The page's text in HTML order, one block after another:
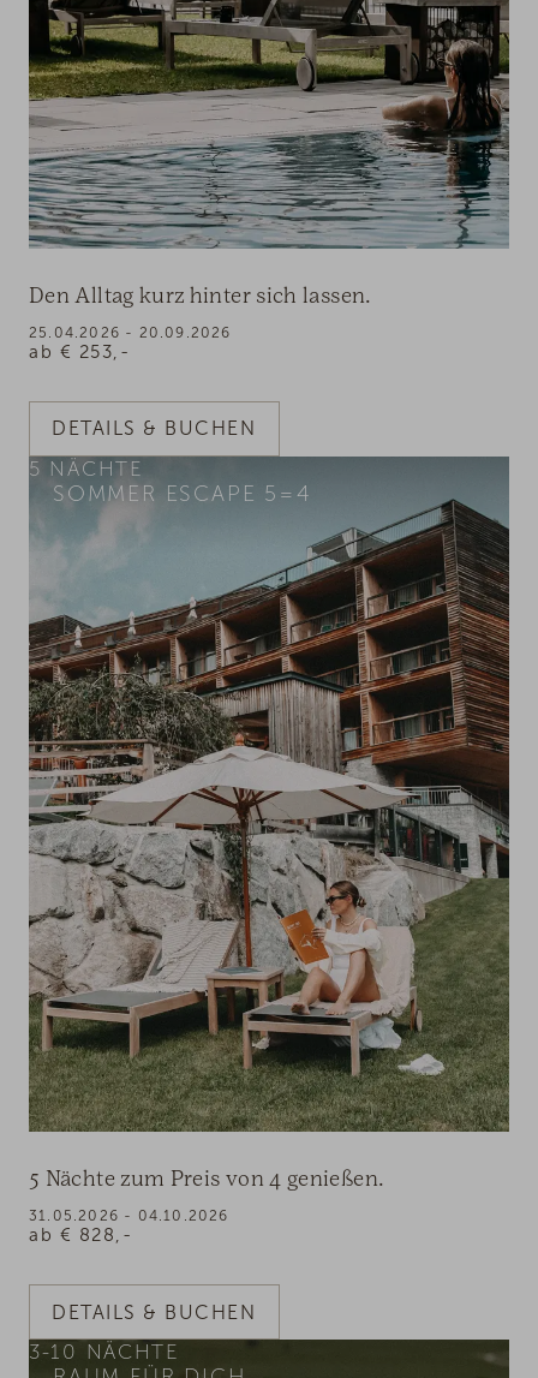
Den Alltag kurz hinter sich lassen.
ab € 253,-
25.04.2026 - 20.09.2026
DETAILS & BUCHEN
SOMMER ESCAPE 5=4
5 NÄCHTE
5 Nächte zum Preis von 4 genießen.
ab € 828,-
31.05.2026 - 04.10.2026
DETAILS & BUCHEN
3-10 NÄCHTE